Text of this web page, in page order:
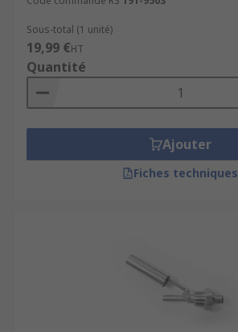
Sous-total (1 unité)
19,99 €HT
Quantité
Ajouter
Fiches techniques